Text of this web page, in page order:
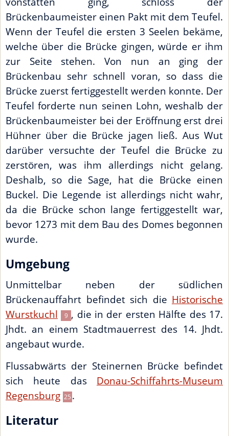
Brückenbaumeister einen Pakt mit dem Teufel.
Wenn der Teufel die ersten 3 Seelen bekäme,
welche über die Brücke gingen, würde er ihm
zur Seite stehen. Von nun an ging der
Brückenbau sehr schnell voran, so dass die
Brücke zuerst fertiggestellt werden konnte. Der
Teufel forderte nun seinen Lohn, weshalb der
Brückenbaumeister bei der Eröffnung erst drei
Hühner über die Brücke jagen ließ. Aus Wut
darüber versuchte der Teufel die Brücke zu
zerstören, was ihm allerdings nicht gelang.
Deshalb, so die Sage, hat die Brücke einen
Buckel. Die Legende ist allerdings nicht wahr,
da die Brücke schon lange fertiggestellt war,
bevor 1273 mit dem Bau des Domes begonnen
wurde.
Umgebung
Unmittelbar neben der südlichen
Brückenauffahrt befindet sich die Historische
Wurstkuchl
9 , die in der ersten Hälfte des 17.
Jhdt. an einem Stadtmauerrest des 14. Jhdt.
angebaut wurde.
Flussabwärts der Steinernen Brücke befindet
sich heute das Donau-Schiffahrts-Museum
Regensburg 25 .
Literatur